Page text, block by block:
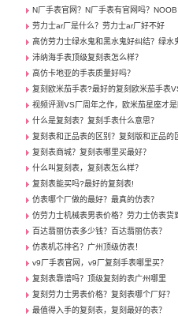
N厂手表官网？N厂手表有官网吗？
劳力士ar厂是什么？劳力士ar厂好不好
高仿劳力士绿水鬼和黑水鬼好纠结？绿水
沛纳海手表顶级复刻表怎么样？
高仿卡地亚的手表质量好吗？
复刻欧米茄手表?最好的复刻欧米茄手表
视频评测VS厂周年之作，欧米茄星座才
什么是复刻表？复刻手表什么意思？
复刻表和正品表的区别？复刻版和正品的
复刻表商城？复刻表哪里买最好？
什么叫复刻表，复刻表怎么样？
复刻表能买吗?最好的复刻表!
仿表哪个厂做的最好？最真的仿表？
仿劳力士机械表男表价格？劳力士仿表货
百达翡丽仿表多少钱？百达翡丽仿表？
仿表机芯排名？广州顶级仿表！
v9厂手表官网，v9厂复刻手表哪里买？
复刻表靠谱吗？顶级复刻的表广州哪里
复刻劳力士男表价格？复刻表哪个厂好？
最值得入手的复刻表，复刻最好的表？